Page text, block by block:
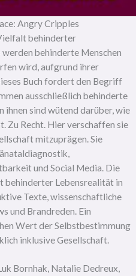
Angry Cripples
behinderter
behinderte Menschen
wird, aufgrund ihrer
Buch fordert den Begriff
ausschließlich behinderte
ihnen sind wütend darüber, wie
Zu Recht. Hier verschaffen sie
mitzuprägen. Sie
und Social Media. Die
behinderter Lebensrealität in
Texte, wissenschaftliche
und Brandreden. Ein
Wert der Selbstbestimmung
inklusive Gesellschaft.
Bornhak, Natalie Dedreux,